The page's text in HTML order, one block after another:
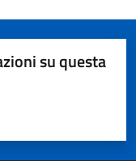
su questa